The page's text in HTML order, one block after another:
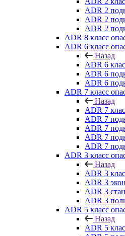
ADR 2
ADR 2
ADR 2
ADR 8 класс
ADR 6 класс
Назад
ADR 6
ADR 6
ADR 6
ADR 7 класс
Назад
ADR 7
ADR 7
ADR 7
ADR 7
ADR 7
ADR 3 класс
Назад
ADR 3
ADR 3
ADR 3
ADR 3
ADR 5 класс
Назад
ADR 5